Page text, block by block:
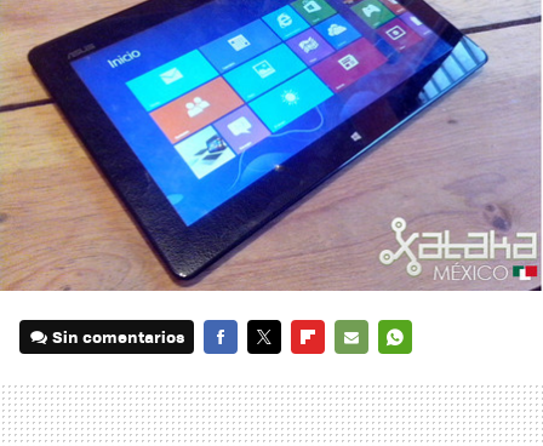
Sin comentarios
MAIL